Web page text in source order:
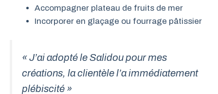
Accompagner plateau de fruits de mer
Incorporer en glaçage ou fourrage pâtissier
« J’ai adopté le Salidou pour mes
créations, la clientèle l’a immédiatement
plébiscité »